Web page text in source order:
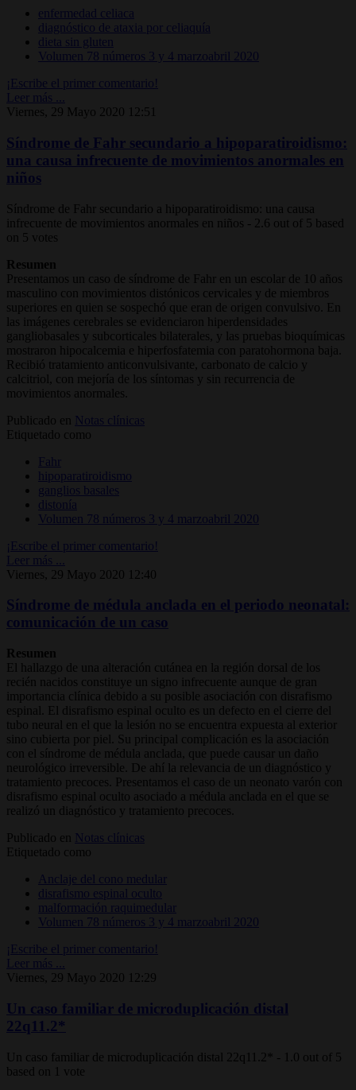
enfermedad celiaca
diagnóstico de ataxia por celiaquía
dieta sin gluten
Volumen 78 números 3 y 4 marzoabril 2020
¡Escribe el primer comentario!
Leer más ...
Viernes, 29 Mayo 2020 12:51
Síndrome de Fahr secundario a hipoparatiroidismo:
una causa infrecuente de movimientos anormales en
niños
Síndrome de Fahr secundario a hipoparatiroidismo: una causa
infrecuente de movimientos anormales en niños - 2.6 out of 5 based
on
5 votes
Resumen
Presentamos un caso de síndrome de Fahr en un escolar de 10 años
masculino con movimientos distónicos cervicales y de miembros
superiores en quien se sospechó que eran de origen convulsivo. En
las imágenes cerebrales se evidenciaron hiperdensidades
gangliobasales y subcorticales bilaterales, y las pruebas bioquímicas
mostraron hipocalcemia e hiperfosfatemia con paratohormona baja.
Recibió tratamiento anticonvulsivante, carbonato de calcio y
calcitriol, con mejoría de los síntomas y sin recurrencia de
movimientos anormales.
Publicado en
Notas clínicas
Etiquetado como
Fahr
hipoparatiroidismo
ganglios basales
distonía
Volumen 78 números 3 y 4 marzoabril 2020
¡Escribe el primer comentario!
Leer más ...
Viernes, 29 Mayo 2020 12:40
Síndrome de médula anclada en el periodo neonatal:
comunicación de un caso
Resumen
El hallazgo de una alteración cutánea en la región dorsal de los
recién nacidos constituye un signo infrecuente aunque de gran
importancia clínica debido a su posible asociación con disrafismo
espinal. El disrafismo espinal oculto es un defecto en el cierre del
tubo neural en el que la lesión no se encuentra expuesta al exterior
sino cubierta por piel. Su principal complicación es la asociación
con el síndrome de médula anclada, que puede causar un daño
neurológico irreversible. De ahí la relevancia de un diagnóstico y
tratamiento precoces. Presentamos el caso de un neonato varón con
disrafismo espinal oculto asociado a médula anclada en el que se
realizó un diagnóstico y tratamiento precoces.
Publicado en
Notas clínicas
Etiquetado como
Anclaje del cono medular
disrafismo espinal oculto
malformación raquimedular
Volumen 78 números 3 y 4 marzoabril 2020
¡Escribe el primer comentario!
Leer más ...
Viernes, 29 Mayo 2020 12:29
Un caso familiar de microduplicación distal
22q11.2*
Un caso familiar de microduplicación distal 22q11.2* - 1.0 out of 5
based on
1 vote